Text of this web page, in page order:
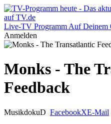
Live-TV Programm Auf Deinem
Anmelden
Monks - The
Feedback
MusikdokuD FacebookXE-Mail